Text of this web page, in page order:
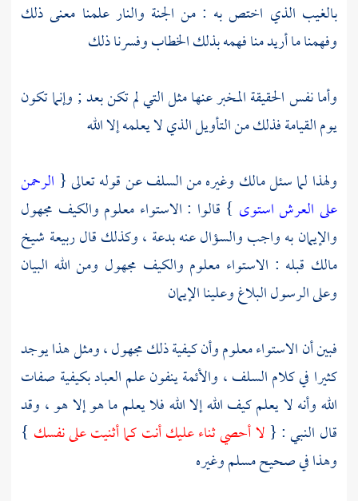
بالغيب الذي اختص به : من الجنة والنار علمنا معنى ذلك
وفهمنا ما أريد منا فهمه بذلك الخطاب وفسرنا ذلك
وأما نفس الحقيقة المخبر عنها مثل التي لم تكن بعد ; وإنما تكون
يوم القيامة فذلك من التأويل الذي لا يعلمه إلا الله
ولهذا لما سئلمالك وغيره منالسلفعن قوله تعالى { الرحمن
على العرش استوى } قالوا : الاستواء معلوم والكيف مجهول
والإيمان به واجب والسؤال عنه بدعة ، وكذلك قالربيعة شيخ
مالك قبله : الاستواء معلوم والكيف مجهول ومن الله البيان
وعلى الرسول البلاغ وعلينا الإيمان
فبين أن الاستواء معلوم وأن كيفية ذلك مجهول ، ومثل هذا يوجد
كثيرا في كلامالسلف، والأئمة ينفون علم العباد بكيفية صفات
الله وأنه لا يعلم كيف الله إلا الله فلا يعلم ما هو إلا هو ، وقد
قال النبي : { لا أحصي ثناء عليك أنت كما أثنيت على نفسك }
وهذا في صحيحمسلموغيره